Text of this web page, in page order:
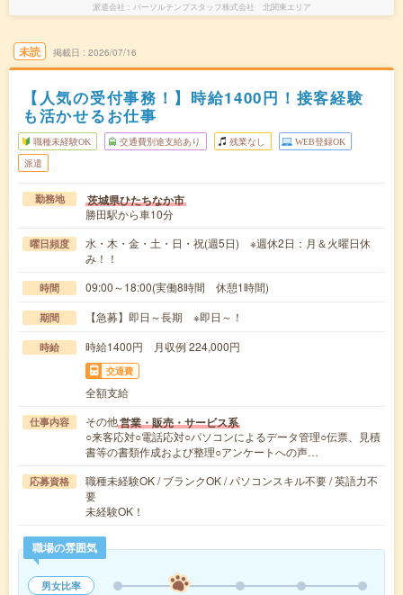
派遣会社 パーソルテンプスタッフ株式会社 北関東エリア
未読 掲載日 2026/07/16
【人気の受付事務！】時給1400円！接客経験
も活かせるお仕事
職種未経験OK 交通費別途支給あり 残業なし WEB登録OK
派遣
勤務地 茨城県ひたちなか市
勝田駅から車10分
曜日頻度
水・木・金・土・日・祝(週5日) ※週休2日：月＆火曜日休
み！！
時間 09:00～18:00(実働8時間 休憩1時間)
期間 【急募】即日～長期 ※即日～！
時給 時給1400円 月収例 224,000円
交通費
全額支給
仕事内容 その他営業・販売・サービス系
○来客応対○電話応対○パソコンによるデータ管理○伝票、見積
書等の書類作成および整理○アンケートへの声…
応募資格
職種未経験OK / ブランクOK / パソコンスキル不要 / 英語力不
要
未経験OK！
職場の雰囲気
男女比率